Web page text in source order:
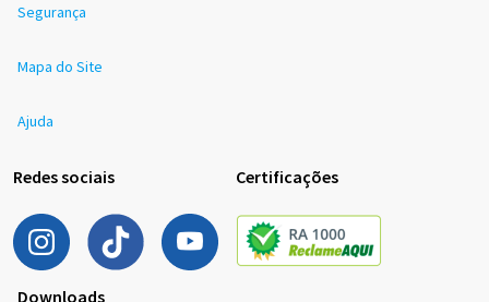
Segurança
Mapa do Site
Ajuda
Redes sociais Certificações
Downloads